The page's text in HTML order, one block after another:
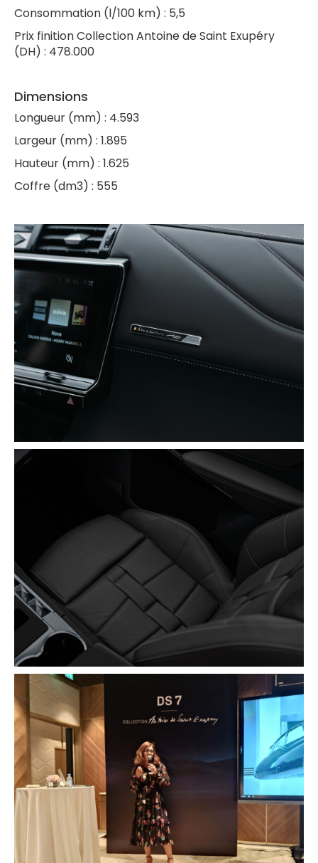
Consommation (l/100 km) : 5,5
Prix finition Collection Antoine de Saint Exupéry
(DH) : 478.000
Dimensions
Longueur (mm) : 4.593
Largeur (mm) : 1.895
Hauteur (mm) : 1.625
Coffre (dm3) : 555